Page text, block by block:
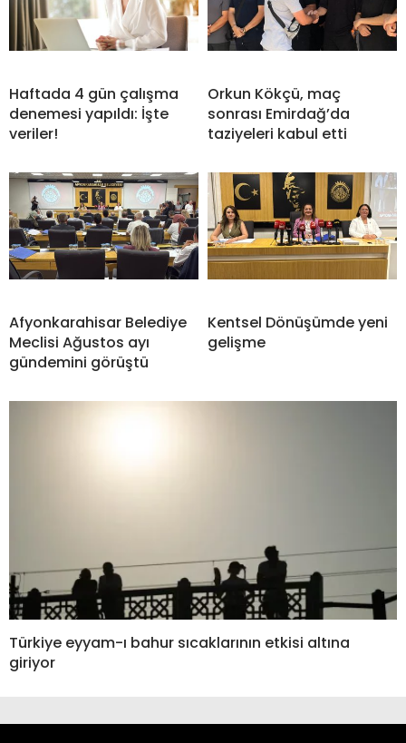
Haftada 4 gün çalışma
denemesi yapıldı: İşte
veriler!
Orkun Kökçü, maç
sonrası Emirdağ’da
taziyeleri kabul etti
Afyonkarahisar Belediye
Meclisi Ağustos ayı
gündemini görüştü
Kentsel Dönüşümde yeni
gelişme
Türkiye eyyam-ı bahur sıcaklarının etkisi altına
giriyor